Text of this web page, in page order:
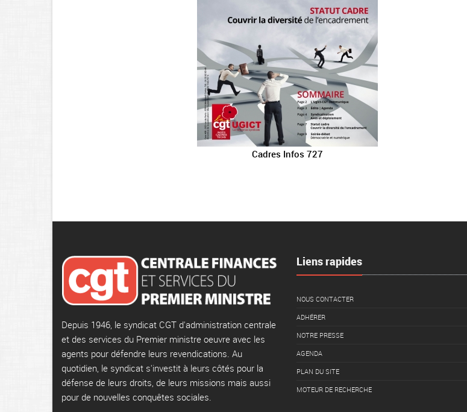
Cadres Infos 727
Depuis 1946, le syndicat CGT d'administration centrale
et des services du Premier ministre oeuvre avec les
agents pour défendre leurs revendications. Au
quotidien, le syndicat s'investit à leurs côtés pour la
défense de leurs droits, de leurs missions mais aussi
pour de nouvelles conquêtes sociales.
Liens rapides
NOUS CONTACTER
ADHÉRER
NOTRE PRESSE
AGENDA
PLAN DU SITE
MOTEUR DE RECHERCHE